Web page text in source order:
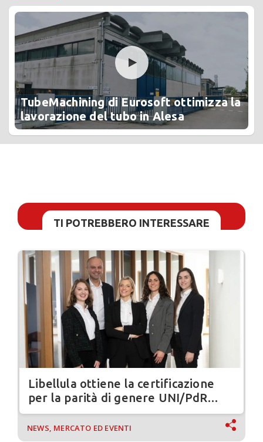
TubeMachining di Eurosoft ottimizza la
lavorazione del tubo in Alesa
TI POTREBBERO INTERESSARE
Libellula ottiene la certificazione
per la parità di genere UNI/PdR
125:2022
NEWS, MERCATO ED EVENTI